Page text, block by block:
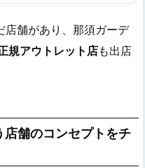
店舗があり、那須ガーデ
規アウトレット店も出店
舗のコンセプトをチ